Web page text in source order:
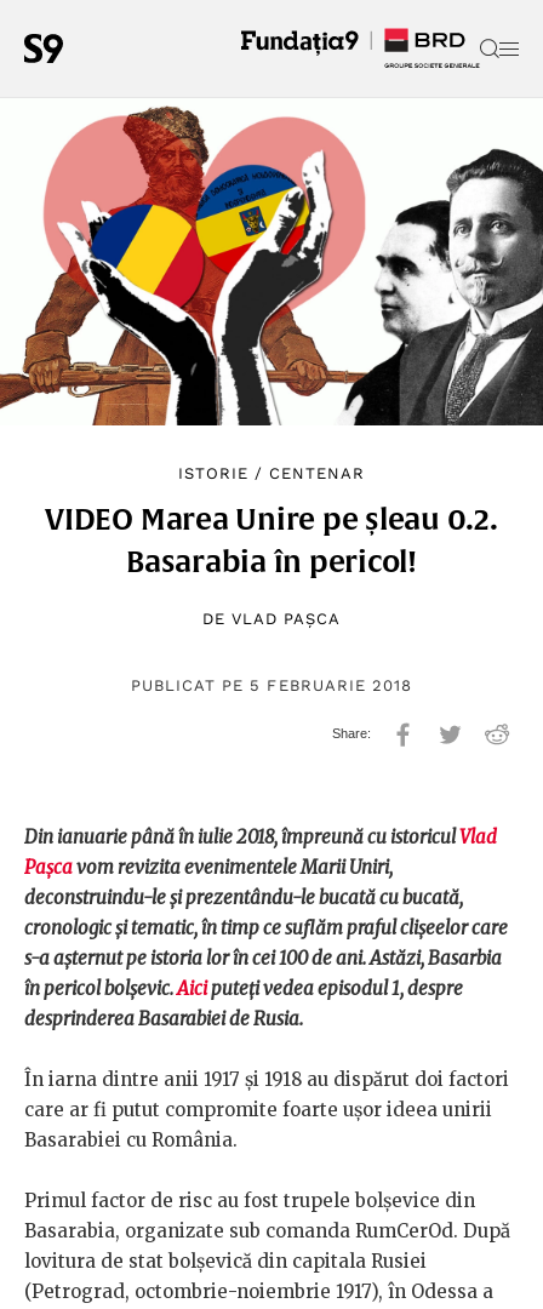
ISTORIE / CENTENAR
VIDEO Marea Unire pe șleau 0.2.
Basarabia în pericol!
DE VLAD PAȘCA
PUBLICAT PE 5 FEBRUARIE 2018
Din ianuarie până în iulie 2018, împreună cu istoriculVlad
Pașcavom revizita evenimentele Marii Uniri,
deconstruindu-le și prezentându-le bucată cu bucată,
cronologic și tematic, în timp ce suflăm praful clișeelor care
s-a așternut pe istoria lor în cei 100 de ani. Astăzi, Basarbia
în pericol bolșevic.Aiciputeți vedea episodul 1, despre
desprinderea Basarabiei de Rusia.
În iarna dintre anii 1917 și 1918 au dispărut doi factori
care ar fi putut compromite foarte ușor ideea unirii
Basarabiei cu România.
Primul factor de risc au fost trupele bolșevice din
Basarabia, organizate sub comanda RumCerOd. După
lovitura de stat bolșevică din capitala Rusiei
(Petrograd, octombrie-noiembrie 1917), în Odessa a